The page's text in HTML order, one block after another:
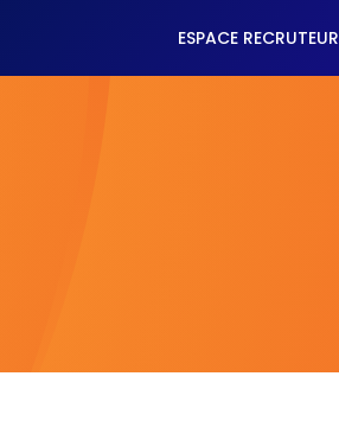
ESPACE RECRUTEUR